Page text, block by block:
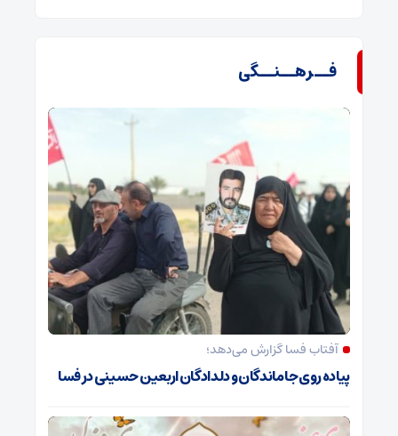
فــرهــنــگی
آفتاب فسا گزارش می‌دهد؛
پیاده روی جاماندگان و دلدادگان اربعین حسینی در فسا